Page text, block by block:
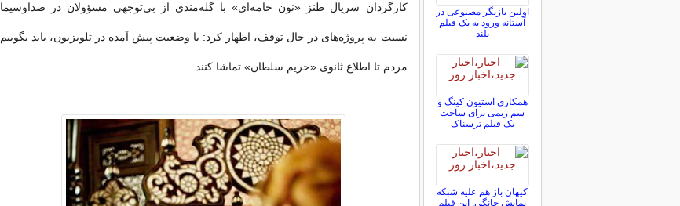
کارگردان سریال طنز «نون‌ خامه‌ای» با گله‌مندی از بی‌توجهی مسؤولان در صداوسیما
نسبت به پروژه‌های در حال توقف، اظهار کرد: با وضعیت پیش آمده در تلویزیون، باید بگوییم
مردم تا اطلاع ثانوی «حریم سلطان» تماشا کنند.
اولین بازیگر مصنوعی در
آستانه ورود به یک فیلم
بلند
همکاری استیون کینگ و
سم ریمی برای ساخت
یک فیلم ترسناک
کیهان باز هم علیه شبکه
نمابش خانگی: این فیلم